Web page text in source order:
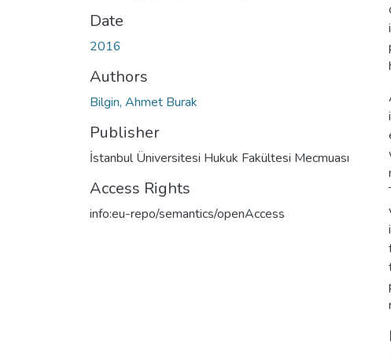
Date
2016
Authors
Bilgin, Ahmet Burak
Publisher
İstanbul Üniversitesi Hukuk Fakültesi Mecmuası
Access Rights
info:eu-repo/semantics/openAccess